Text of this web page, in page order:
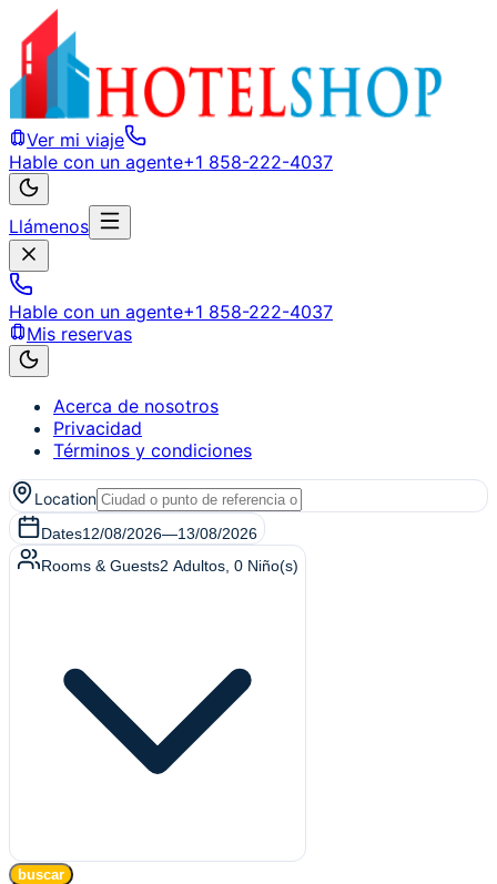
Ver mi viaje
Hable con un agente+1 858-222-4037
Llámenos
Hable con un agente+1 858-222-4037
Mis reservas
Acerca de nosotros
Privacidad
Términos y condiciones
Location
Dates12/08/2026—13/08/2026
Rooms & Guests2 Adultos 0 Niño(s)
buscar